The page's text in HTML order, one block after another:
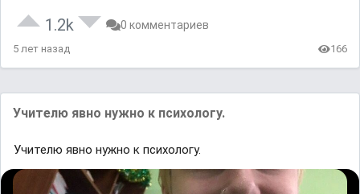
1.2k 0 комментариев
5 лет назад 166
Учителю явно нужно к психологу.
Учителю явно нужно к психологу.